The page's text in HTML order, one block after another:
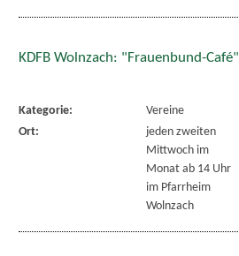
KDFB Wolnzach: "Frauenbund-Café"
Kategorie:
Vereine
Ort:
jeden zweiten
Mittwoch im
Monat ab 14 Uhr
im Pfarrheim
Wolnzach